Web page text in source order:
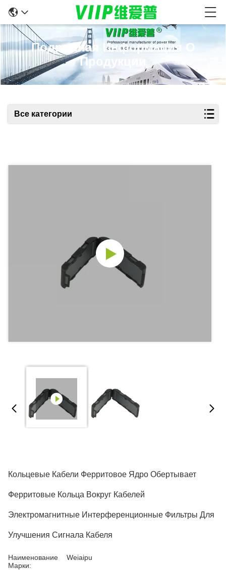
Подробная Информация О
Продукции
Все категории
Кольцевые Кабели Ферритовое Ядро Обертывает
Ферритовые Кольца Вокруг Кабелей
Электромагнитные Интерференционные Фильтры Для
Улучшения Сигнала Кабеля
Наименование
Марки:
Weiaipu